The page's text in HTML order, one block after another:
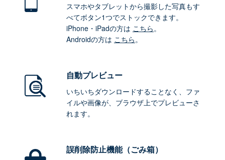
スマホやタブレットから撮影した写真もす
べてボタン1つでストックできます。
iPhone・iPadの方は こちら。
Androidの方は こちら。
自動プレビュー
いちいちダウンロードすることなく、ファ
イルや画像が、ブラウザ上でプレビューさ
れます。
誤削除防止機能（ごみ箱）